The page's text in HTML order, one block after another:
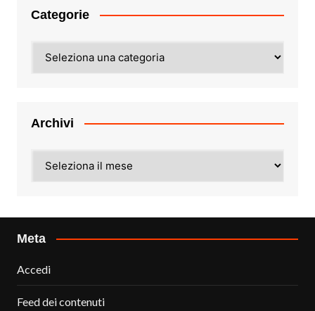
Categorie
Archivi
Meta
Accedi
Feed dei contenuti